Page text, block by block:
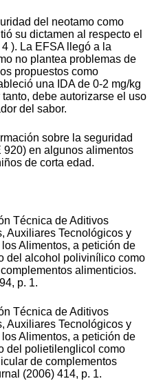
del neotamo como
su dictamen al respecto el
). La EFSA llegó a la
no plantea problemas de
propuestos como
una IDA de 0-2 mg/kg
debe autorizarse el uso
del sabor.
sobre la seguridad
en algunos alimentos
de corta edad.
Técnica de Aditivos
Auxiliares Tecnológicos y
Alimentos, a petición de
del alcohol polivinílico como
alimenticios.
p. 1.
Técnica de Aditivos
Auxiliares Tecnológicos y
Alimentos, a petición de
del polietilenglicol como
de complementos
(2006) 414, p. 1.